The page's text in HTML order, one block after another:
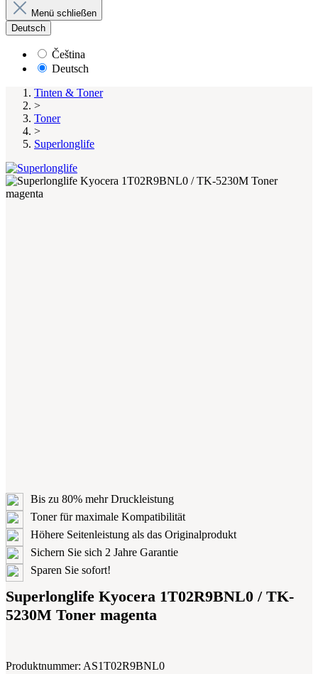
Menü schließen
Deutsch
Čeština
Deutsch
Tinten & Toner
>
Toner
>
Superlonglife
Bis zu 80% mehr Druckleistung
Toner für maximale Kompatibilität
Höhere Seitenleistung als das Originalprodukt
Sichern Sie sich 2 Jahre Garantie
Sparen Sie sofort!
Superlonglife Kyocera 1T02R9BNL0 / TK-
5230M Toner magenta
Produktnummer: AS1T02R9BNL0